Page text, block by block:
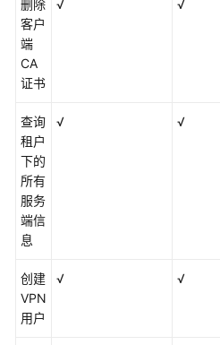
删除
客户
端
CA
证书
√ √
查询
租户
下的
所有
服务
端信
息
√ √
创建
VPN
用户
√ √